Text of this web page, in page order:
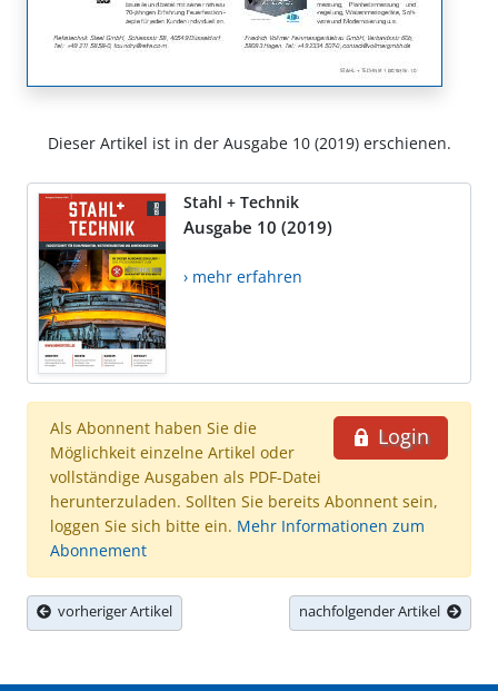
Dieser Artikel ist in der Ausgabe 10 (2019) erschienen.
Stahl + Technik
Ausgabe 10 (2019)
› mehr erfahren
Login
Als Abonnent haben Sie die
Möglichkeit einzelne Artikel oder
vollständige Ausgaben als PDF-Datei
herunterzuladen. Sollten Sie bereits Abonnent sein,
loggen Sie sich bitte ein. Mehr Informationen zum
Abonnement
vorheriger Artikel nachfolgender Artikel